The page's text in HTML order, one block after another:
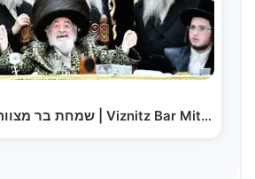
שמחת בר מצווה ואירוסין בויז'ניץ | Viznitz Bar Mitzvah